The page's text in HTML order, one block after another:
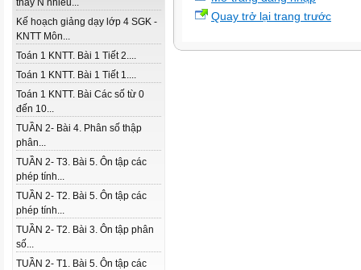
thầy N nhiều...
Kế hoạch giảng dạy lớp 4 SGK -
KNTT Môn...
Toán 1 KNTT. Bài 1 Tiết 2....
Toán 1 KNTT. Bài 1 Tiết 1....
Toán 1 KNTT. Bài Các số từ 0
đến 10...
TUẦN 2- Bài 4. Phân số thập
phân...
TUẦN 2- T3. Bài 5. Ôn tập các
phép tính...
TUẦN 2- T2. Bài 5. Ôn tập các
phép tính...
TUẦN 2- T2. Bài 3. Ôn tập phân
số...
TUẦN 2- T1. Bài 5. Ôn tập các
Quay trở lại trang trước